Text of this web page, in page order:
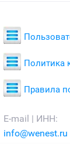
Политика
Правила
E-mail | ИНН: